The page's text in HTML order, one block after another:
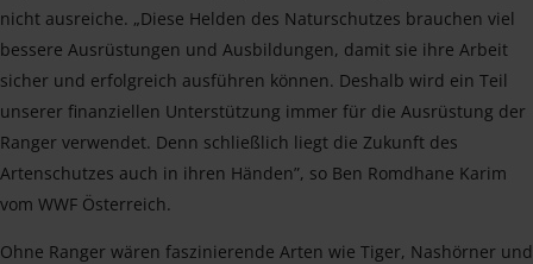
nicht ausreiche. „Diese Helden des Naturschutzes brauchen viel
bessere Ausrüstungen und Ausbildungen, damit sie ihre Arbeit
sicher und erfolgreich ausführen können. Deshalb wird ein Teil
unserer finanziellen Unterstützung immer für die Ausrüstung der
Ranger verwendet. Denn schließlich liegt die Zukunft des
Artenschutzes auch in ihren Händen”, so Ben Romdhane Karim
vom WWF Österreich.
Ohne Ranger wären faszinierende Arten wie Tiger, Nashörner und